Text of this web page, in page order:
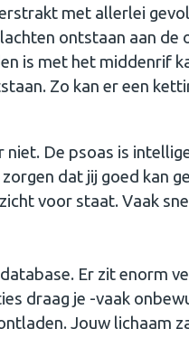
met allerlei
ontstaan aan de
is met het middenrif
Zo kan er een
niet. De psoas is
dat jij goed kan
voor staat. Vaak
Er zit enorm
draag je -vaak
Jouw lichaam